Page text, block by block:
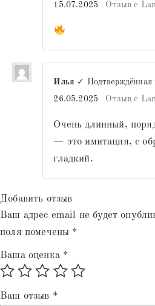
15.07.2025
Отзыв с
Илья ✓ Подтверждённая
26.05.2025
Отзыв с
Очень длинный,
— это имитация, с
гладкий.
Добавить отзыв
Ваш адрес email не будет
поля помечены *
Ваша оценка *
Ваш отзыв *